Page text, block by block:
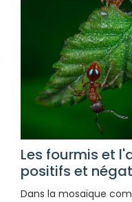
Les fourmis et
positifs et
Dans la mosaïque